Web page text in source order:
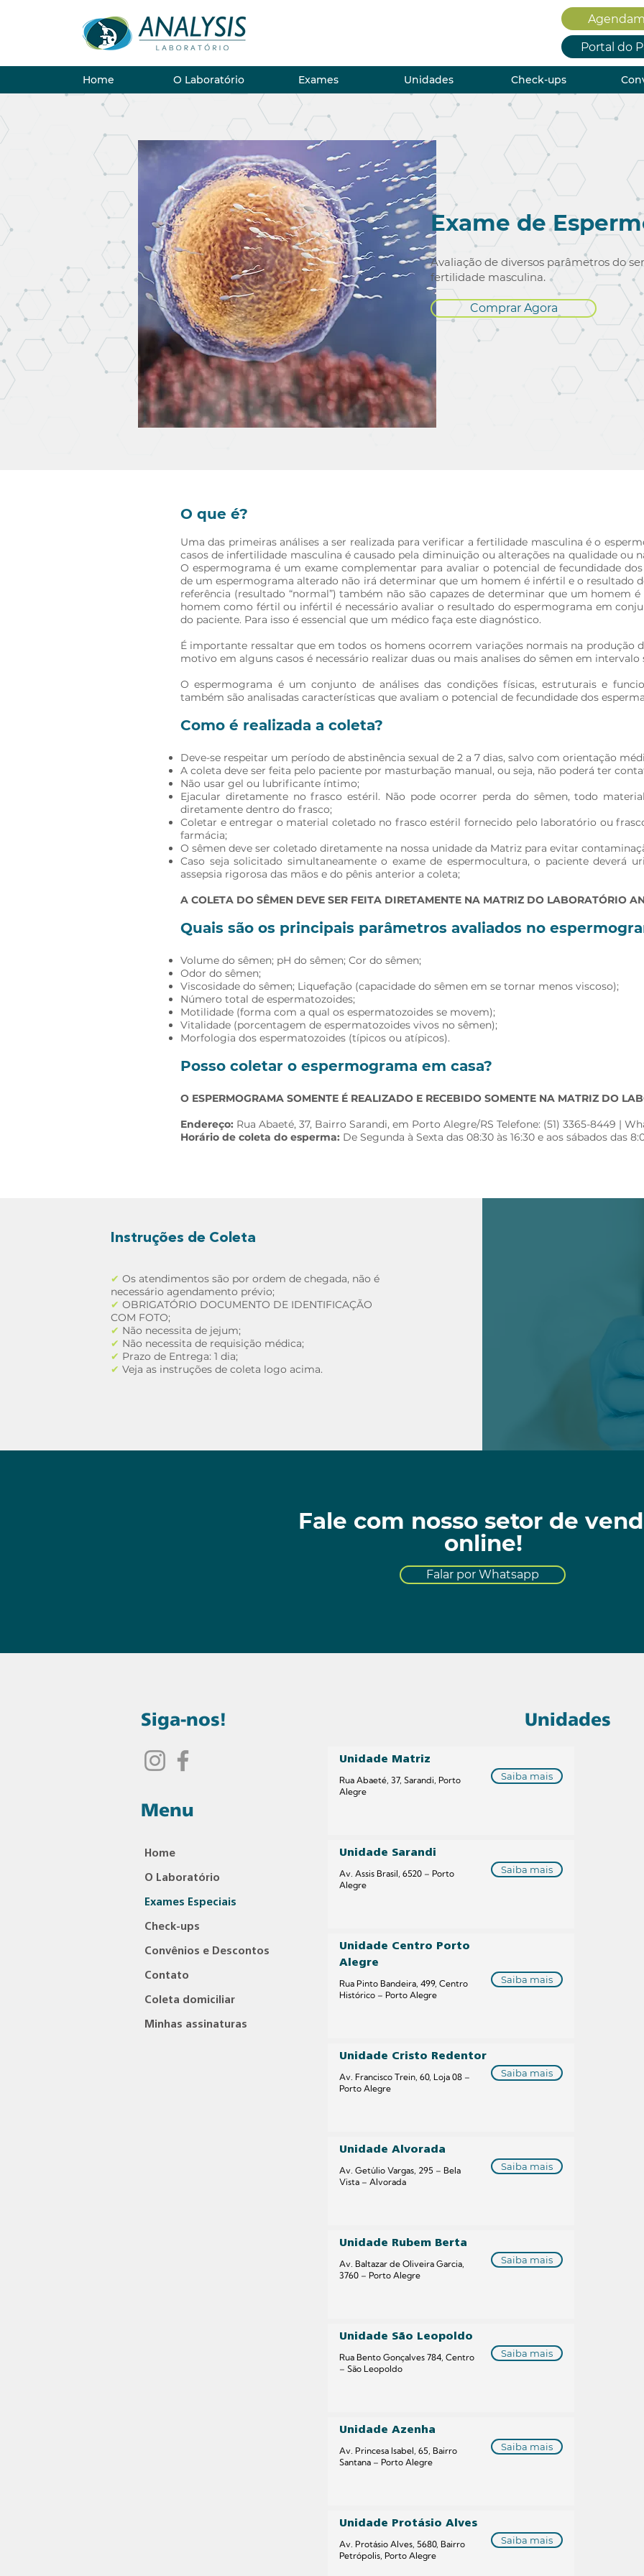
Portal do
Home O Laboratório Exames Unidades Check-ups
Exame de
Avaliação de diversos parâmetros do
fertilidade masculina.
Comprar Agora
O que é?
Uma das primeiras análises a ser realizada para verificar a fertilidade masculina é o
casos de infertilidade masculina é causado pela diminuição ou alterações na qualidade ou
O espermograma é um exame complementar para avaliar o potencial de fecundidade
de um espermograma alterado não irá determinar que um homem é infértil e o resultado
referência (resultado “normal”) também não são capazes de determinar que um homem
homem como fértil ou infértil é necessário avaliar o resultado do espermograma em
do paciente. Para isso é essencial que um médico faça este diagnóstico. ​
É importante ressaltar que em todos os homens ocorrem variações normais na produção
motivo em alguns casos é necessário realizar duas ou mais analises do sêmen em intervalo
O espermograma é um conjunto de análises das condições físicas, estruturais e
também são analisadas características que avaliam o potencial de fecundidade dos
Como é realizada a coleta?
Deve-se respeitar um período de abstinência sexual de 2 a 7 dias, salvo com orientação
A coleta deve ser feita pelo paciente por masturbação manual, ou seja, não poderá ter
Não usar gel ou lubrificante íntimo;
Ejacular diretamente no frasco estéril. Não pode ocorrer perda do sêmen, todo
diretamente dentro do frasco;
Coletar e entregar o material coletado no frasco estéril fornecido pelo laboratório ou
farmácia;
O sêmen deve ser coletado diretamente na nossa unidade da Matriz para evitar
Caso seja solicitado simultaneamente o exame de espermocultura, o paciente deverá
assepsia rigorosa das mãos e do pênis anterior a coleta;
A COLETA DO SÊMEN DEVE SER FEITA DIRETAMENTE NA MATRIZ DO LABORATÓRIO
Quais são os principais parâmetros avaliados no
Volume do sêmen; pH do sêmen; Cor do sêmen;
Odor do sêmen;
Viscosidade do sêmen; Liquefação (capacidade do sêmen em se tornar menos viscoso);
Número total de espermatozoides;
Motilidade (forma com a qual os espermatozoides se movem);
Vitalidade (porcentagem de espermatozoides vivos no sêmen);
Morfologia dos espermatozoides (típicos ou atípicos).
Posso coletar o espermograma em casa?
O ESPERMOGRAMA SOMENTE É REALIZADO E RECEBIDO SOMENTE NA MATRIZ DO
Endereço: Rua Abaeté, 37, Bairro Sarandi, em Porto Alegre/RS Telefone: (51) 3365-8449 |
Horário de coleta do esperma: De Segunda à Sexta das 08:30 às 16:30 e aos sábados das
Instruções de Coleta
✔ Os atendimentos são por ordem de chegada, não é
necessário agendamento prévio;
✔ OBRIGATÓRIO DOCUMENTO DE IDENTIFICAÇÃO
COM FOTO;
✔ Não necessita de jejum;
✔ Não necessita de requisição médica;​
✔ Prazo de Entrega: 1 dia;
✔ Veja as instruções de coleta logo acima.
Fale com nosso setor de
online!
Falar por Whatsapp
Siga-nos!
Menu
Home
O Laboratório
Exames Especiais
Check-ups
Convênios e Descontos
Contato
Coleta domiciliar
Minhas assinaturas
Unidades
Unidade Matriz
Rua Abaeté, 37, Sarandi, Porto
Alegre
Saiba mais
Unidade Sarandi
Av. Assis Brasil, 6520 – Porto
Alegre
Saiba mais
Unidade Centro Porto
Alegre
Rua Pinto Bandeira, 499, Centro
Histórico – Porto Alegre
Saiba mais
Unidade Cristo Redentor
Av. Francisco Trein, 60, Loja 08 –
Porto Alegre
Saiba mais
Unidade Alvorada
Av. Getúlio Vargas, 295 – Bela
Vista – Alvorada
Saiba mais
Unidade Rubem Berta
Av. Baltazar de Oliveira Garcia,
3760 – Porto Alegre
Saiba mais
Unidade São Leopoldo
Rua Bento Gonçalves 784, Centro
– São Leopoldo
Saiba mais
Unidade Azenha
Av. Princesa Isabel, 65, Bairro
Santana – Porto Alegre
Saiba mais
Unidade Protásio Alves
Av. Protásio Alves, 5680, Bairro
Petrópolis, Porto Alegre
Saiba mais